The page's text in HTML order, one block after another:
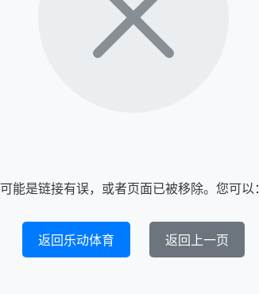
可能是链接有误，或者页面已被移除。您可以：
返回乐动体育 返回上一页